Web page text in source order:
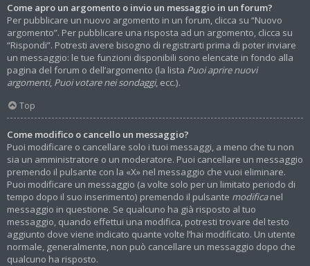
Come apro un argomento o invio un messaggio in un forum?
Per pubblicare un nuovo argomento in un forum, clicca su “Nuovo
argomento”. Per pubblicare una risposta ad un argomento, clicca su
“Rispondi”. Potresti avere bisogno di registrarti prima di poter inviare
un messaggio: le tue funzioni disponibili sono elencate in fondo alla
pagina del forum o dell’argomento (la lista Puoi aprire nuovi
argomenti, Puoi votare nei sondaggi, ecc.).
Top
Come modifico o cancello un messaggio?
Puoi modificare o cancellare solo i tuoi messaggi, a meno che tu non
sia un amministratore o un moderatore. Puoi cancellare un messaggio
premendo il pulsante con la «X» nel messaggio che vuoi eliminare.
Puoi modificare un messaggio (a volte solo per un limitato periodo di
tempo dopo il suo inserimento) premendo il pulsante modificanel
messaggio in questione. Se qualcuno ha già risposto al tuo
messaggio, quando effettui una modifica, potresti trovare del testo
aggiunto dove viene indicato quante volte l’hai modificato. Un utente
normale, generalmente, non può cancellare un messaggio dopo che
qualcuno ha risposto.